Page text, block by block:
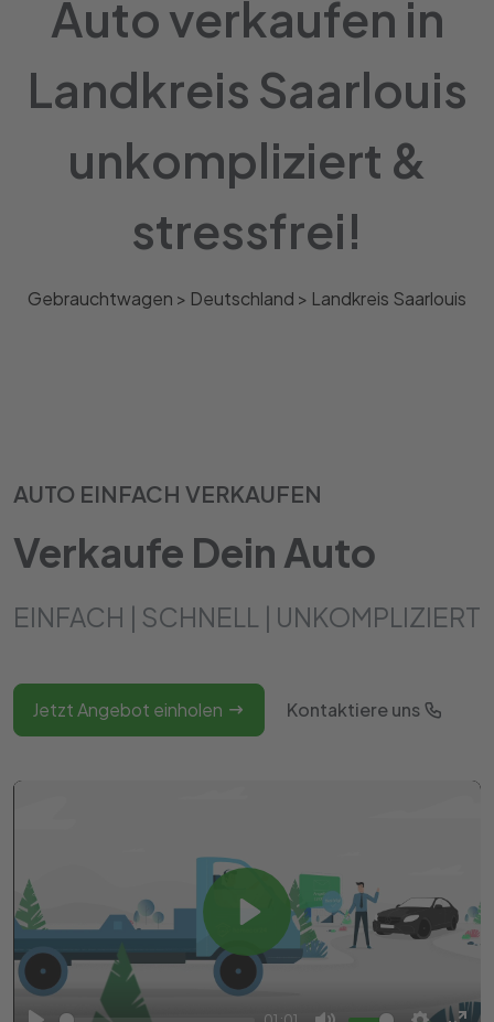
Auto verkaufen in
Landkreis Saarlouis
unkompliziert &
stressfrei!
Gebrauchtwagen > Deutschland > Landkreis Saarlouis
AUTO EINFACH VERKAUFEN
Verkaufe Dein Auto
EINFACH | SCHNELL | UNKOMPLIZIERT
Jetzt Angebot einholen Kontaktiere uns
Play